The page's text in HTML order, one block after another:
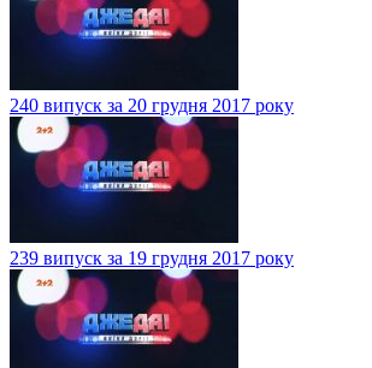
240 випуск за 20 грудня 2017 року
239 випуск за 19 грудня 2017 року